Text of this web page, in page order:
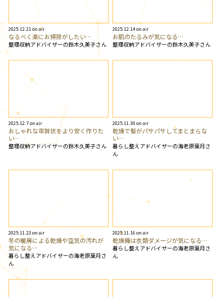
2025.12.21 on air
なるべく楽にお掃除がしたい…
整理収納アドバイザーの鈴木久美子さん
2025.12.14 on air
お肌のたるみが気になる…
整理収納アドバイザーの鈴木久美子さん
2025.12.7 on air
おしゃれな年賀状をより安く作りた
い…
整理収納アドバイザーの鈴木久美子さん
2025.11.30 on air
乾燥で髪がパサパサしてまとまらな
い…
暮らし整えアドバイザーの海老原葉月さ
ん
2025.11.23 on air
冬の暖房による乾燥や空気の汚れが
気になる…
暮らし整えアドバイザーの海老原葉月さ
ん
2025.11.16 on air
乾燥機は衣類ダメージが気になる…
暮らし整えアドバイザーの海老原葉月さ
ん